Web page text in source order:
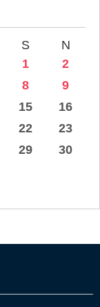
S
N
1
2
8
9
15
16
22
23
29
30